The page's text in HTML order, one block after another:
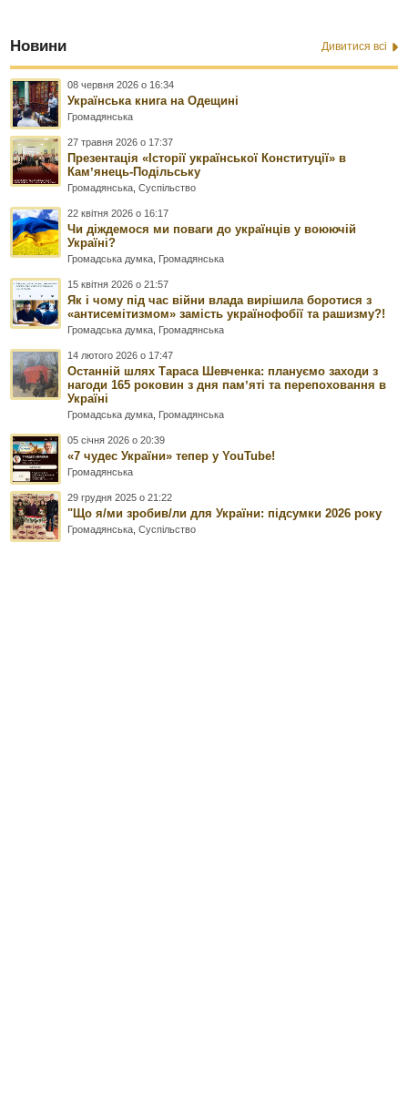
Новини Дивитися всі
08 червня 2026 о 16:34
Українська книга на Одещині
Громадянська
27 травня 2026 о 17:37
Презентація «Історії української Конституції» в
Камʼянець-Подільську
Громадянська ,Суспільство
22 квітня 2026 о 16:17
Чи діждемося ми поваги до українців у воюючій
Україні?
Громадська думка Громадянська
15 квітня 2026 о 21:57
Як і чому під час війни влада вирішила боротися з
«антисемітизмом» замість українофобії та рашизму?!
Громадська думка Громадянська
14 лютого 2026 о 17:47
Останній шлях Тараса Шевченка: плануємо заходи з
нагоди 165 роковин з дня памʼяті та перепоховання в
Україні
Громадська думка Громадянська
05 січня 2026 о 20:39
«7 чудес України» тепер у YouTube!
Громадянська
29 грудня 2025 о 21:22
"Що я/ми зробив/ли для України: підсумки 2026 року
Громадянська ,Суспільство